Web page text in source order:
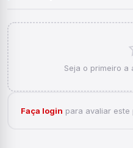
Seja o primeiro a
Faça login para avaliar este